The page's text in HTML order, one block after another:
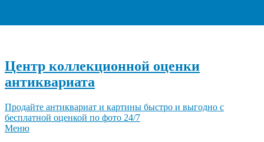
Центр коллекционной оценки
антиквариата
Продайте антиквариат и картины быстро и выгодно с
бесплатной оценкой по фото 24/7
Меню